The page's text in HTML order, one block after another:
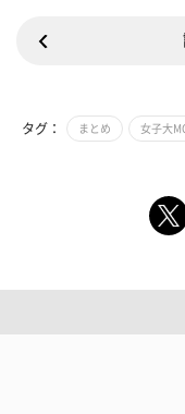
タグ： まとめ 女子大